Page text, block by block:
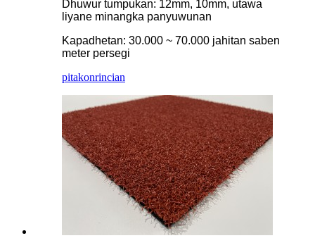
Dhuwur tumpukan: 12mm, 10mm, utawa
liyane minangka panyuwunan
Kapadhetan: 30.000 ~ 70.000 jahitan saben
meter persegi
pitakonrincian